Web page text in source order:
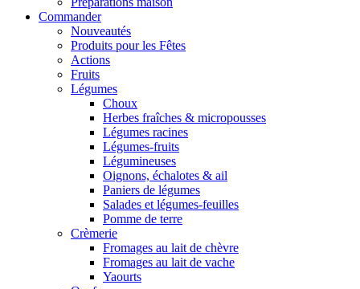
Commander
Nouveautés
Produits pour les Fêtes
Actions
Fruits
Légumes
Choux
Herbes fraîches & micropousses
Légumes racines
Légumes-fruits
Légumineuses
Oignons, échalotes & ail
Paniers de légumes
Salades et légumes-feuilles
Pomme de terre
Crèmerie
Fromages au lait de chèvre
Fromages au lait de vache
Yaourts